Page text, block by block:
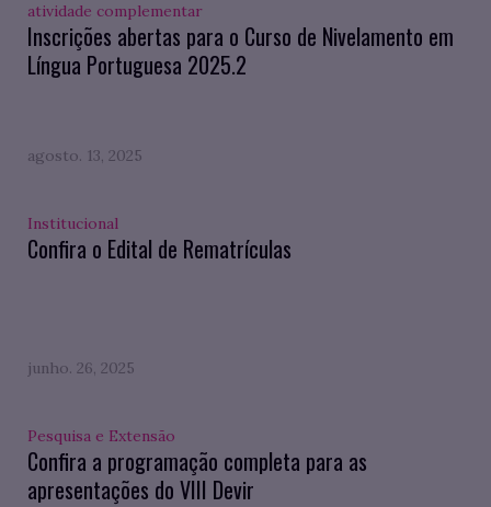
atividade complementar
Inscrições abertas para o Curso de Nivelamento em
Língua Portuguesa 2025.2
agosto. 13, 2025
Institucional
Confira o Edital de Rematrículas
junho. 26, 2025
Pesquisa e Extensão
Confira a programação completa para as
apresentações do VIII Devir